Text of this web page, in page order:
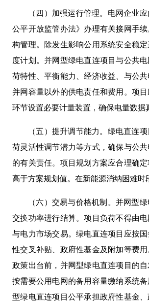
（四）加强运行管理。电网企业
公平开放监管办法》办理有关接网手
构管理。除发生影响公用系统安全稳
度计划。并网型绿电直连项目与公共
荷特性、平衡能力、经济收益、与公
并网容量以外的供电责任和费用。项
环节设置必要计量装置，确保电量数
（五）提升调节能力。绿电直连
荷灵活性调节潜力等方式，确保与公
的有关责任。项目规划方案应合理确
高于方案规划值。在新能源消纳困难
（六）交易与价格机制。并网型
交换功率进行结算。项目负荷不得由
与电力市场交易。绿电直连项目应按
性交叉补贴、政府性基金及附加等费
政策出台前，并网型绿电直连项目的
按需要公用电网的备用容量缴纳系统
型绿电直连项目公平承担政府性基金